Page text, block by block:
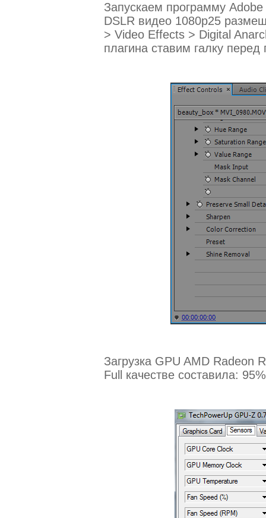
Запускаем программу
DSLR видео 1080p25
> Video Effects > Digital
плагина ставим галку
Загрузка GPU AMD Radeon
Full качестве составила: